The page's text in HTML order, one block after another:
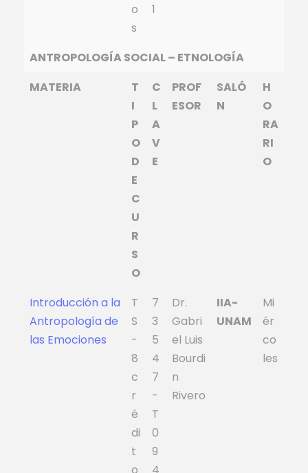
o
s
1
ANTROPOLOGÍA SOCIAL – ETNOLOGÍA
MATERIA
T
I
P
O
D
E
C
U
R
S
O
C
L
A
V
E
PROF
ESOR
SALÓ
N
H
O
RA
RI
O
Introducción a la
Antropología de
las Emociones
T
S
-
8
c
r
é
di
t
7
3
5
4
7
-
T
0
9
Dr.
Gabri
el Luis
Bourdi
n
Rivero
IIA-
UNAM
Mi
ér
co
les